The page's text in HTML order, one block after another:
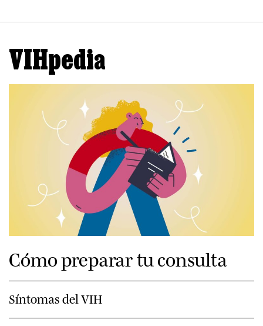
VIHpedia
Cómo preparar tu consulta
Síntomas del VIH